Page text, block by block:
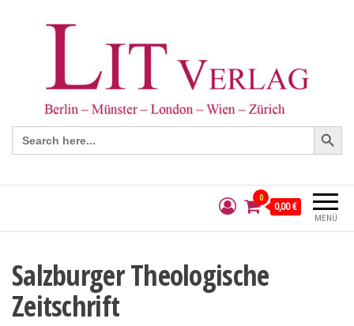
Search
for:
Search Button
MENÜ
0
0,00 €
Salzburger Theologische
Zeitschrift